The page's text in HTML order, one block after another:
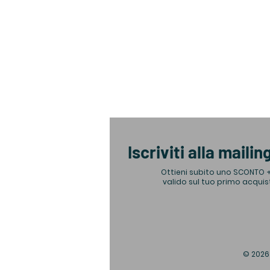
Iscriviti alla
Ottieni subito uno SCONTO
valido sul tuo primo
©